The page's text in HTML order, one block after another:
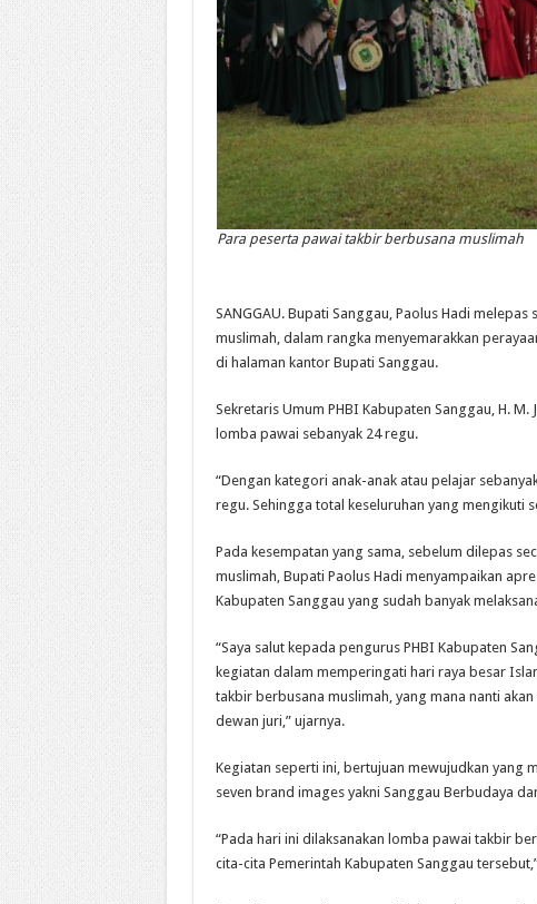
Para peserta pawai takbir berbusana muslimah
SANGGAU. Bupati Sanggau, Paolus Hadi
muslimah, dalam rangka menyemarakkan
di halaman kantor Bupati Sanggau.
Sekretaris Umum PHBI Kabupaten Sanggau, H.
lomba pawai sebanyak 24 regu.
“Dengan kategori anak-anak atau pelajar
regu. Sehingga total keseluruhan yang mengikuti
Pada kesempatan yang sama, sebelum dilepas
muslimah, Bupati Paolus Hadi menyampaikan
Kabupaten Sanggau yang sudah banyak
“Saya salut kepada pengurus PHBI Kabupaten
kegiatan dalam memperingati hari raya besar
takbir berbusana muslimah, yang mana nanti
dewan juri,” ujarnya.
Kegiatan seperti ini, bertujuan mewujudkan yang
seven brand images yakni Sanggau Berbudaya
“Pada hari ini dilaksanakan lomba pawai takbir
cita-cita Pemerintah Kabupaten Sanggau